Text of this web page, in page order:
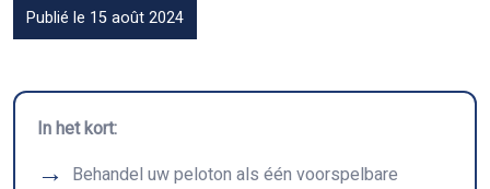
Publié le 15 août 2024
In het kort:
Behandel uw peloton als één voorspelbare